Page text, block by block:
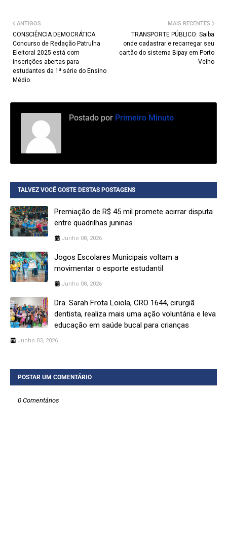
MAIS RECENTES
TRANSPORTE PÚBLICO: Saiba
onde cadastrar e recarregar seu
cartão do sistema Bipay em Porto
Velho
ANTIGOS
CONSCIÊNCIA DEMOCRÁTICA:
Concurso de Redação Patrulha
Eleitoral 2025 está com
inscrições abertas para
estudantes da 1ª série do Ensino
Médio
Postado por Primeiro Minuto
TALVEZ VOCÊ GOSTE DESTAS POSTAGENS
Premiação de R$ 45 mil promete acirrar disputa
entre quadrilhas juninas
Junho 08, 2026
Jogos Escolares Municipais voltam a
movimentar o esporte estudantil
Junho 08, 2026
Dra. Sarah Frota Loiola, CRO 1644, cirurgiã
dentista, realiza mais uma ação voluntária e leva
educação em saúde bucal para crianças
Junho 03, 2026
POSTAR UM COMENTÁRIO
0 Comentários